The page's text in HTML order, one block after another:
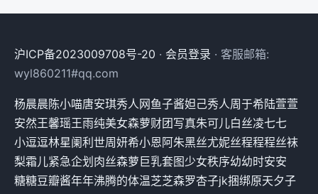
沪ICP备2023009708号-20 · 会员登录 · 客服邮箱:
wyl860211#qq.com
杨晨晨陈小喵唐安琪秀人网鱼子酱妲己秀人周于希陆萱萱
安然王馨瑶王雨纯美女森萝财团写真朱可儿白丝凌七七
小逗逗林星阑利世周妍希小恩阿朱黑丝尤妮丝程程程丝袜
梨霜儿紧急企划 肉丝森萝 巨乳套图少女秩序幼幼时安安
糖糖豆瓣酱年年沸腾的体温芝芝森罗杏子jk捆绑原天夕子